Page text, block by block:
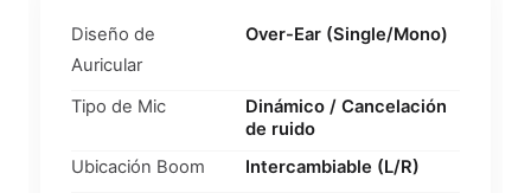
Diseño de
Auricular
Over-Ear (Single/Mono)
Tipo de Mic
Dinámico / Cancelación
de ruido
Ubicación Boom
Intercambiable (L/R)